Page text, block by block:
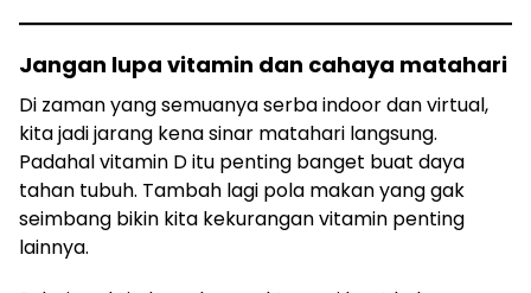
Jangan lupa vitamin dan cahaya matahari
Di zaman yang semuanya serba indoor dan virtual,
kita jadi jarang kena sinar matahari langsung.
Padahal vitamin D itu penting banget buat daya
tahan tubuh. Tambah lagi pola makan yang gak
seimbang bikin kita kekurangan vitamin penting
lainnya.